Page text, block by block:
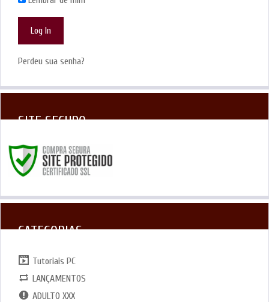
Perdeu sua senha?
SITE SEGURO
CATEGORIAS
Tutoriais PC
LANÇAMENTOS
ADULTO XXX